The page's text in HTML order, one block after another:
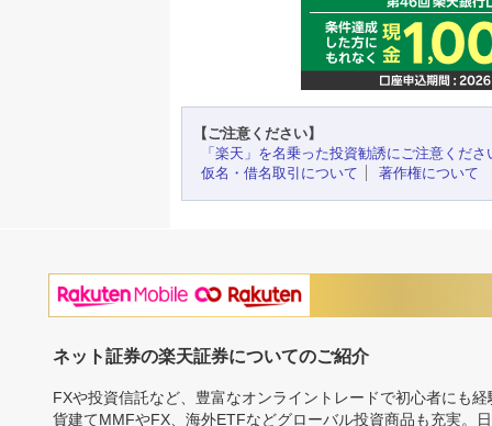
【ご注意ください】
「楽天」を名乗った投資勧誘にご注意くださ
仮名・借名取引について
著作権について
ネット証券の楽天証券についてのご紹介
FXや投資信託など、豊富なオンライントレードで初心者にも
貨建てMMFやFX、海外ETFなどグローバル投資商品も充実。